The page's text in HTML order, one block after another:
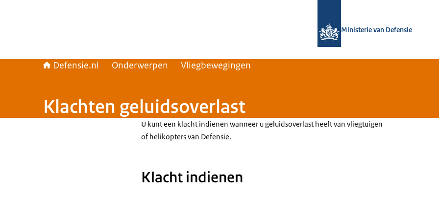
Ministerie van Defensie
Defensie.nl Onderwerpen Vliegbewegingen
Klachten geluidsoverlast
U kunt een klacht indienen wanneer u geluidsoverlast heeft van vliegtuigen
of helikopters van Defensie.
Klacht indienen